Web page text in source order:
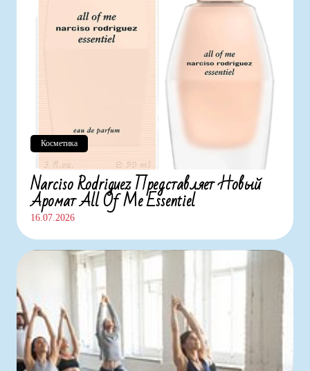
Narciso Rodriguez Представляет Новый
Аромат All Of Me Essentiel
16.07.2026
Косметика